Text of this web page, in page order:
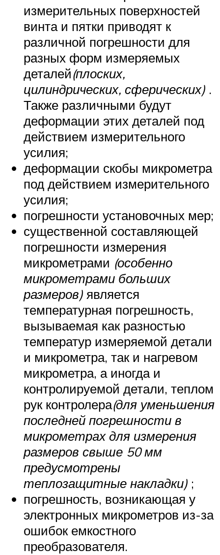
измерительных поверхностей
винта и пятки приводят к
различной погрешности для
разных форм измеряемых
деталей(плоских,
цилиндрических, сферических) .
Также различными будут
деформации этих деталей под
действием измерительного
усилия;
деформации скобы микрометра
под действием измерительного
усилия;
погрешности установочных мер;
существенной составляющей
погрешности измерения
микрометрами (особенно
микрометрами больших
размеров) является
температурная погрешность,
вызываемая как разностью
температур измеряемой детали
и микрометра, так и нагревом
микрометра, а иногда и
контролируемой детали, теплом
рук контролера(для уменьшения
последней погрешности в
микрометрах для измерения
размеров свыше 50 мм
предусмотрены
теплозащитные накладки) ;
погрешность, возникающая у
электронных микрометров из-за
ошибок емкостного
преобразователя.